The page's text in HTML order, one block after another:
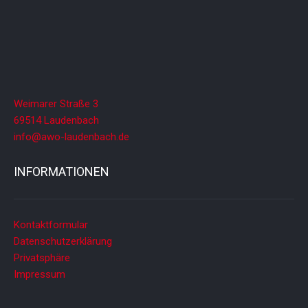
Weimarer Straße 3
69514 Laudenbach
info@awo-laudenbach.de
INFORMATIONEN
Kontaktformular
Datenschutzerklärung
Privatsphäre
Impressum